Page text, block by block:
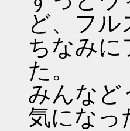
ど、フ
ちなみに
た。
みんなど
気になっ